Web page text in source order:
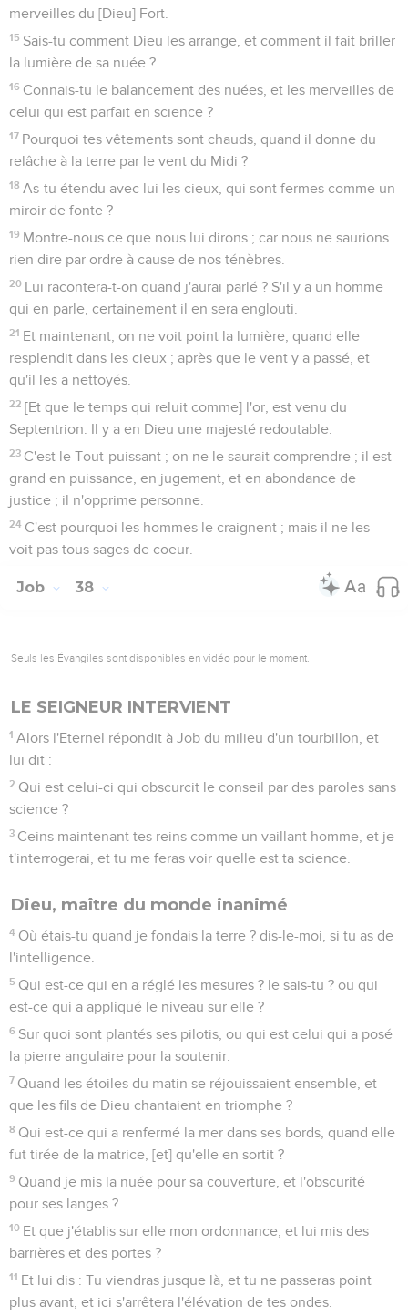
merveilles du [Dieu] Fort.
15 Sais-tu comment Dieu les arrange, et comment il fait briller
la lumière de sa nuée ?
16 Connais-tu le balancement des nuées, et les merveilles de
celui qui est parfait en science ?
17 Pourquoi tes vêtements sont chauds, quand il donne du
relâche à la terre par le vent du Midi ?
18 As-tu étendu avec lui les cieux, qui sont fermes comme un
miroir de fonte ?
19 Montre-nous ce que nous lui dirons ; car nous ne saurions
rien dire par ordre à cause de nos ténèbres.
20 Lui racontera-t-on quand j'aurai parlé ? S'il y a un homme
qui en parle, certainement il en sera englouti.
21 Et maintenant, on ne voit point la lumière, quand elle
resplendit dans les cieux ; après que le vent y a passé, et
qu'il les a nettoyés.
22 [Et que le temps qui reluit comme] l'or, est venu du
Septentrion. Il y a en Dieu une majesté redoutable.
23 C'est le Tout-puissant ; on ne le saurait comprendre ; il est
grand en puissance, en jugement, et en abondance de
justice ; il n'opprime personne.
24 C'est pourquoi les hommes le craignent ; mais il ne les
voit pas tous sages de coeur.
Job 38
Seuls les Évangiles sont disponibles en vidéo pour le moment.
LE SEIGNEUR INTERVIENT
1 Alors l'Eternel répondit à Job du milieu d'un tourbillon, et
lui dit :
2 Qui est celui-ci qui obscurcit le conseil par des paroles sans
science ?
3 Ceins maintenant tes reins comme un vaillant homme, et je
t'interrogerai, et tu me feras voir quelle est ta science.
Dieu, maître du monde inanimé
4 Où étais-tu quand je fondais la terre ? dis-le-moi, si tu as de
l'intelligence.
5 Qui est-ce qui en a réglé les mesures ? le sais-tu ? ou qui
est-ce qui a appliqué le niveau sur elle ?
6 Sur quoi sont plantés ses pilotis, ou qui est celui qui a posé
la pierre angulaire pour la soutenir.
7 Quand les étoiles du matin se réjouissaient ensemble, et
que les fils de Dieu chantaient en triomphe ?
8 Qui est-ce qui a renfermé la mer dans ses bords, quand elle
fut tirée de la matrice, [et] qu'elle en sortit ?
9 Quand je mis la nuée pour sa couverture, et l'obscurité
pour ses langes ?
10 Et que j'établis sur elle mon ordonnance, et lui mis des
barrières et des portes ?
11 Et lui dis : Tu viendras jusque là, et tu ne passeras point
plus avant, et ici s'arrêtera l'élévation de tes ondes.